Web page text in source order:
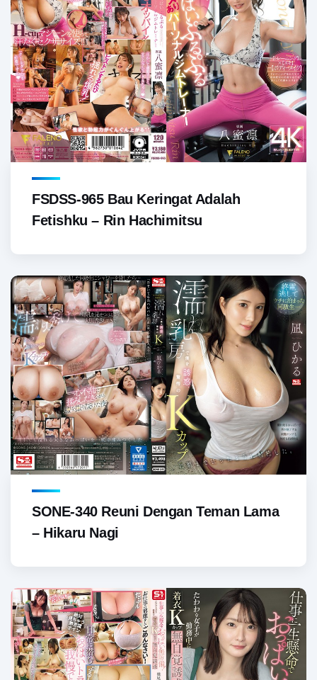
FSDSS-965 Bau Keringat Adalah
Fetishku – Rin Hachimitsu
SONE-340 Reuni Dengan Teman Lama
– Hikaru Nagi